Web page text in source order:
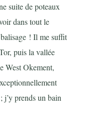
suite de poteaux
dans tout le
! Il me suffit
puis la vallée
West Okement,
j’y prends un bain